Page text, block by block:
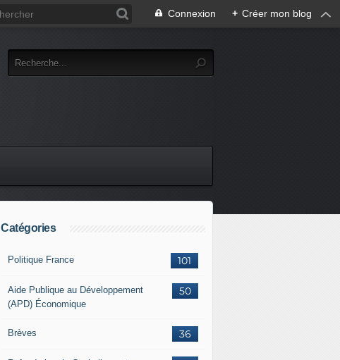
Connexion + Créer mon blog
Catégories
101
Politique France
50
Aide Publique au Développement
(APD) Économique
36
Brèves